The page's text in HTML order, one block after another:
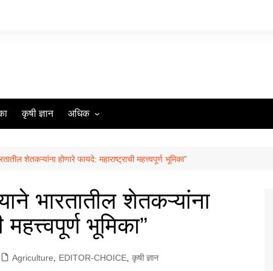
कृषी ज्ञान अधिक
आमच्याशी संपर्क साधा
शेतकऱ्यांना होणारे फायदे: महाराष्ट्राची महत्त्वपूर्ण भूमिका”
भारतातील शेतकऱ्यांना
भूमिका”
Agriculture EDITOR-CHOICE कृषी ज्ञान